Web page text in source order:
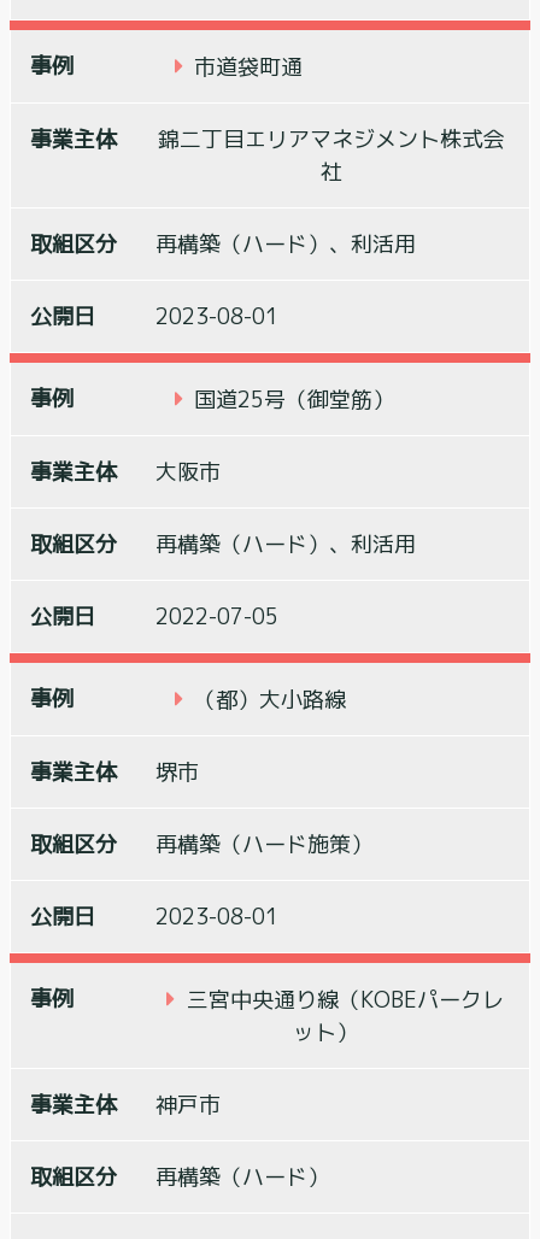
市道袋町通
錦二丁目エリアマネジメント株式会
社
再構築（ハード）、利活用
2023-08-01
国道25号（御堂筋）
大阪市
再構築（ハード）、利活用
2022-07-05
（都）大小路線
堺市
再構築（ハード施策）
2023-08-01
三宮中央通り線（KOBEパークレ
ット）
神戸市
再構築（ハード）